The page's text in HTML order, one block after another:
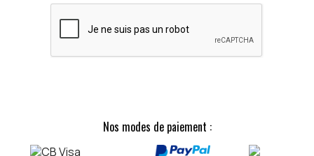
Nos modes de paiement :